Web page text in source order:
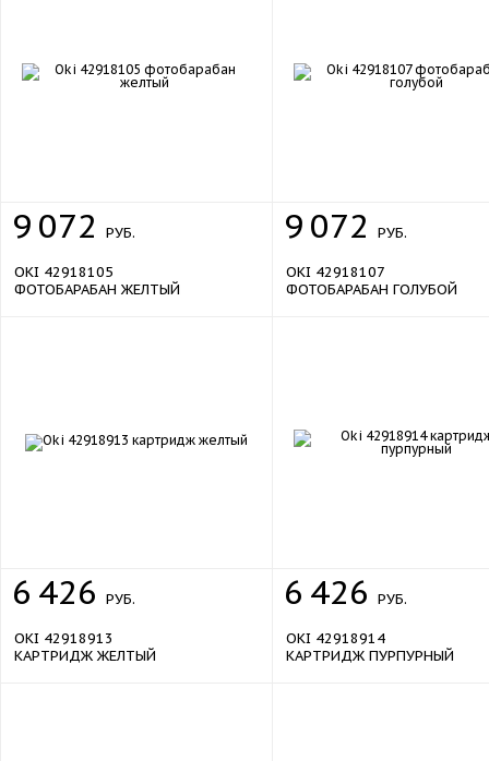
9 072 РУБ.
OKI 42918105
ФОТОБАРАБАН ЖЕЛТЫЙ
9 072 РУБ.
OKI 42918107
ФОТОБАРАБАН ГОЛУБОЙ
6 426 РУБ.
OKI 42918913
КАРТРИДЖ ЖЕЛТЫЙ
6 426 РУБ.
OKI 42918914
КАРТРИДЖ ПУРПУРНЫЙ